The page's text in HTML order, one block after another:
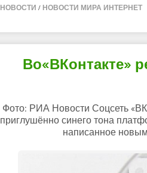
НОВОСТИ / НОВОСТИ МИРА ИНТЕРНЕТ
Во«ВКонтакте»
Фото: РИА Новости Соцсеть
приглушённо синего тона
написанное